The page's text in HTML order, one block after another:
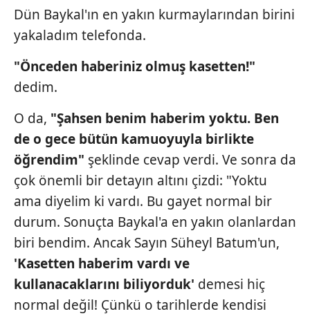
Sizlere daha iyi bir hizmet sunabilmek için İnternet
Sitemizde kendimize ve üçüncü kişilere ait çerezler
kullanılmaktadır. Bu çerezler vasıtasıyla çeşitli kişisel
verileriniz işlenmekte olup gerekli olan çerezler bilgi
toplumu hizmetlerinin sunulması amacıyla
kullanılmaktadır. Diğer çerezler, sitemizin daha işlevsel
kılınması ve kişiselleştirilmesi ve sizlere yönelik
reklam/pazarlama faaliyetlerinin yapılması, amaçlarıyla
sınırlı olarak açık rızanız dahilinde kullanılacaktır.
Çerezlere ilişkin tercihlerinizi aşağıda yer alan panel
vasıtasıyla belirleyebilirsiniz. Çerezlere ilişkin detaylı bilgi
için Ayarlar butonuna tıklayabilir, Çerez Bilgilendirme
Metnimiziziyaret edebilirsiniz.
6698 sayılı Kişisel Verilerin Korunması Kanunu uyarınca
hazırlanmış Aydınlatma Metnimizi okumak ve sitemizde
ilgili mevzuata uygun olarak kullanılan çerezlerle ilgili bilgi
Dün Baykal'ın en yakın kurmaylarından birini
yakaladım telefonda.
"Önceden haberiniz olmuş kasetten!"
dedim.
O da, "Şahsen benim haberim yoktu. Ben
de o gece bütün kamuoyuyla birlikte
öğrendim" şeklinde cevap verdi. Ve sonra da
çok önemli bir detayın altını çizdi: "Yoktu
ama diyelim ki vardı. Bu gayet normal bir
durum. Sonuçta Baykal'a en yakın olanlardan
biri bendim. Ancak Sayın Süheyl Batum'un,
'Kasetten haberim vardı ve
kullanacaklarını biliyorduk' demesi hiç
normal değil! Çünkü o tarihlerde kendisi